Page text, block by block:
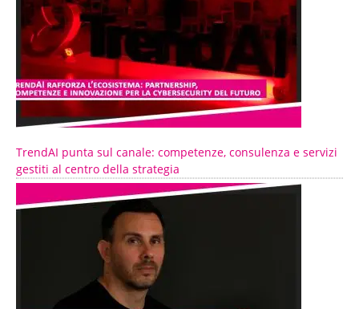
TrendAI punta sul canale: competenze, consulenza e servizi
gestiti al centro della strategia